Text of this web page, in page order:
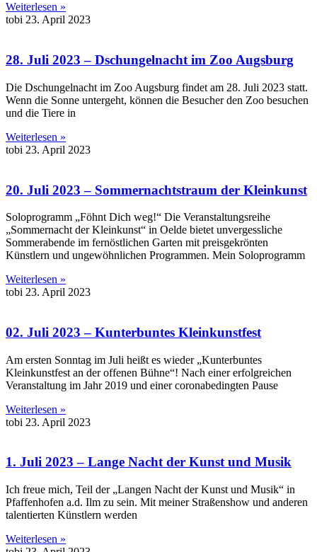
Weiterlesen »
tobi 23. April 2023
28. Juli 2023 – Dschungelnacht im Zoo Augsburg
Die Dschungelnacht im Zoo Augsburg findet am 28. Juli 2023 statt.
Wenn die Sonne untergeht, können die Besucher den Zoo besuchen
und die Tiere in
Weiterlesen »
tobi 23. April 2023
20. Juli 2023 – Sommernachtstraum der Kleinkunst
Soloprogramm „Föhnt Dich weg!“ Die Veranstaltungsreihe
„Sommernacht der Kleinkunst“ in Oelde bietet unvergessliche
Sommerabende im fernöstlichen Garten mit preisgekrönten
Künstlern und ungewöhnlichen Programmen. Mein Soloprogramm
Weiterlesen »
tobi 23. April 2023
02. Juli 2023 – Kunterbuntes Kleinkunstfest
Am ersten Sonntag im Juli heißt es wieder „Kunterbuntes
Kleinkunstfest an der offenen Bühne“! Nach einer erfolgreichen
Veranstaltung im Jahr 2019 und einer coronabedingten Pause
Weiterlesen »
tobi 23. April 2023
1. Juli 2023 – Lange Nacht der Kunst und Musik
Ich freue mich, Teil der „Langen Nacht der Kunst und Musik“ in
Pfaffenhofen a.d. Ilm zu sein. Mit meiner Straßenshow und anderen
talentierten Künstlern werden
Weiterlesen »